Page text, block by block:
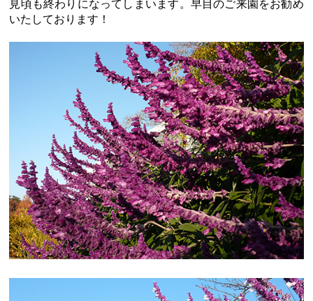
見頃も終わりになってしまいます。早目のご来園をお勧め
いたしております！